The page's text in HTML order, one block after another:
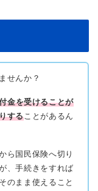
せんか？
金を受けることが
することがあるん
ら国民保険へ切り
、手続きをすれば
のまま使えること